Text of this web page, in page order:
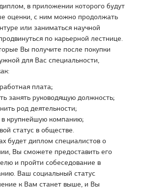
в приложении которого будут
оценки, с ним можно продолжать
или заниматься научной
по карьерной лестнице.
Вы получите после покупки
для Вас специальности,
плата;
занять руководящую должность;
род деятельности;
в крупнейшую компанию;
статус в обществе.
будет диплом специалистов о
Вы сможете предоставить его
и пройти собеседование в
Ваш социальный статус
к Вам станет выше, и Вы